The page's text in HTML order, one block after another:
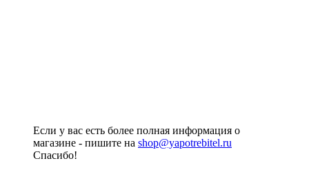
Если у вас есть более полная информация о
магазине - пишите на shop@yapotrebitel.ru
Спасибо!